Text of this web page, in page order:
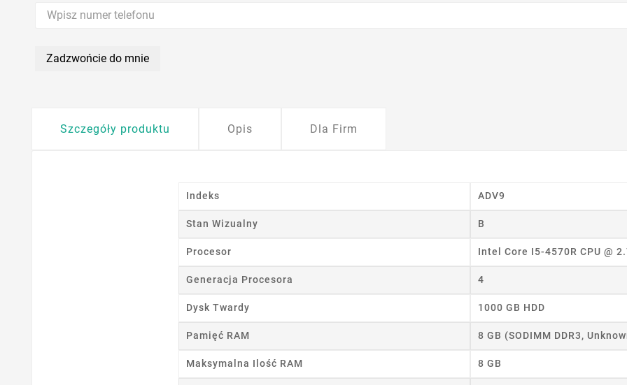
Zadzwońcie do mnie
Szczegóły produktu Opis Dla Firm
Indeks ADV9
Stan Wizualny B
Procesor Intel Core I5-4570R CPU @
Generacja Procesora 4
Dysk Twardy 1000 GB HDD
Pamięć RAM 8 GB (SODIMM DDR3,
Maksymalna Ilość RAM 8 GB